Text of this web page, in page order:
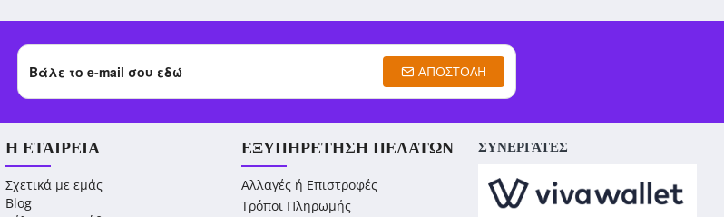
ΑΠΟΣΤΟΛΉ
Η ΕΤΑΙΡΕΊΑ
Σχετικά με εμάς
Blog
ΕΞΥΠΗΡΈΤΗΣΗ ΠΕΛΑΤΏΝ
Αλλαγές ή Επιστροφές
Τρόποι Πληρωμής
ΣΥΝΕΡΓΑΤΕΣ